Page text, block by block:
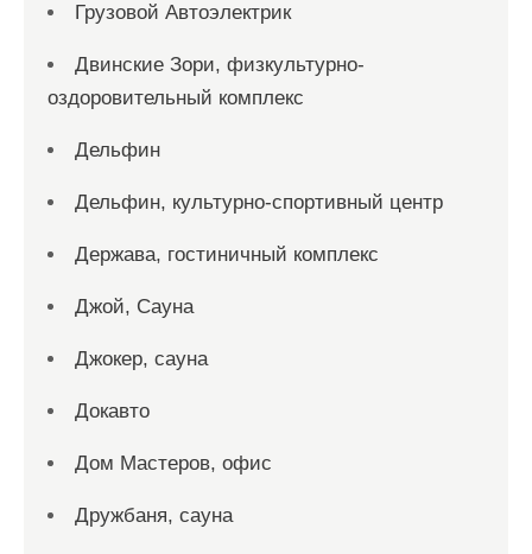
Грузовой Автоэлектрик
Двинские Зори, физкультурно-
оздоровительный комплекс
Дельфин
Дельфин, культурно-спортивный центр
Держава, гостиничный комплекс
Джой, Сауна
Джокер, сауна
Докавто
Дом Мастеров, офис
Дружбаня, сауна